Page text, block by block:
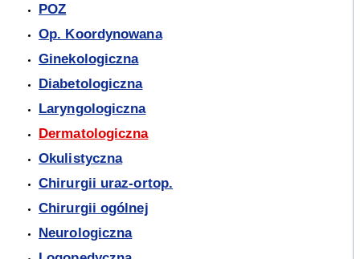
POZ
Op. Koordynowana
Ginekologiczna
Diabetologiczna
Laryngologiczna
Dermatologiczna
Okulistyczna
Chirurgii uraz-ortop.
Chirurgii ogólnej
Neurologiczna